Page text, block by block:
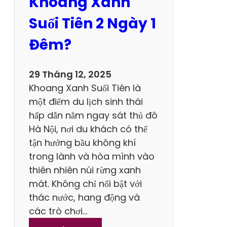
m
P
h
M
ộ
c
C
h
â
u
2
N
Suối Tiên 2 Ngày 1
Đêm?
29 Tháng 12, 2025
Khoang Xanh Suối Tiên là
một điểm du lịch sinh thái
hấp dẫn nằm ngay sát thủ đô
Hà Nội, nơi du khách có thể
tận hưởng bầu không khí
trong lành và hòa mình vào
thiên nhiên núi rừng xanh
mát. Không chỉ nổi bật với
thác nước, hang động và
các trò chơi…